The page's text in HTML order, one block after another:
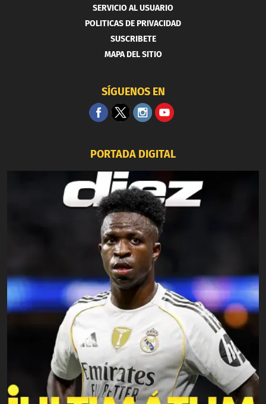
SERVICIO AL USUARIO
POLITICAS DE PRIVACIDAD
SUSCRIBETE
MAPA DEL SITIO
SÍGUENOS EN
PORTADA DIGITAL